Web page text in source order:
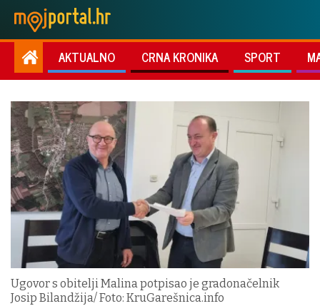
AKTUALNO CRNA KRONIKA SPORT
Ugovor s obitelji Malina potpisao je gradonačelnik
Josip Bilandžija/ Foto: KruGarešnica.info